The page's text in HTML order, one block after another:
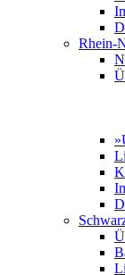
Rhein-